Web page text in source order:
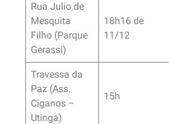
Rua Julio de
Mesquita
Filho (Parque
Gerassi)
18h16 de
11/12
Travessa da
Paz (Ass.
Ciganos –
Utinga)
15h